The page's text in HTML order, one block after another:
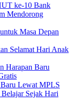
ke-10 Bank
Mendorong
Masa Depan
Selamat Hari Anak
Harapan Baru
Lewat MPLS
Sejak Hari